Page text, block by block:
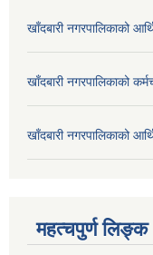
खाँदबारी नगरपालिकाको
खाँदबारी नगरपालिकाको
खाँदबारी नगरपालिकाको
महत्चपुर्ण लिङ्क